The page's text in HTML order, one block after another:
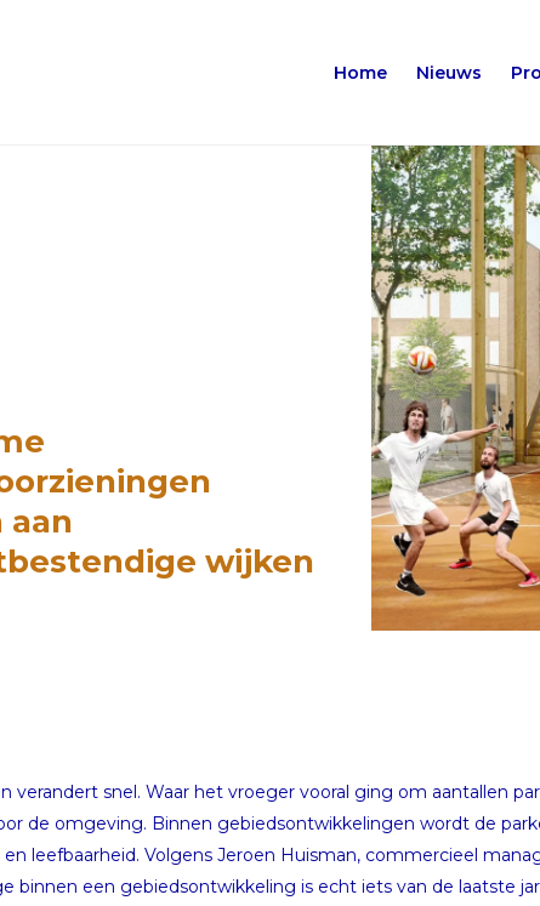
Home Nieuws
aan
wijken
verandert snel. Waar het vroeger vooral ging om aantallen
de omgeving. Binnen gebiedsontwikkelingen wordt de
leefbaarheid. Volgens Jeroen Huisman, commercieel
binnen een gebiedsontwikkeling is echt iets van de laatste